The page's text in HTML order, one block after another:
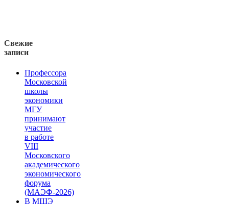
Свежие
записи
Профессора
Московской
школы
экономики
МГУ
принимают
участие
в работе
VIII
Московского
академического
экономического
форума
(МАЭФ-2026)
В МШЭ